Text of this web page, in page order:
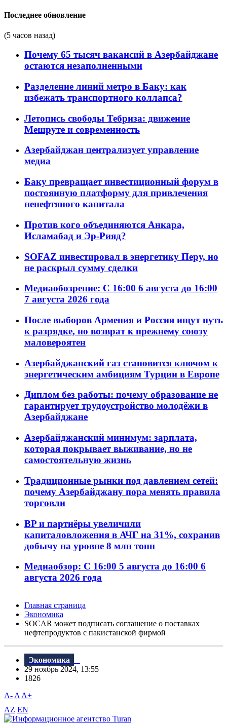
Последнее обновление
(5 часов назад)
Почему 65 тысяч вакансий в Азербайджане
остаются незаполненными
Разделение линий метро в Баку: как
избежать транспортного коллапса?
Летопись свободы Тебриза: движение
Мешруте и современность
Азербайджан централизует управление
медиа
Баку превращает инвестиционный форум в
постоянную платформу для привлечения
ненефтяного капитала
Против кого объединяются Анкара,
Исламабад и Эр-Рияд?
SOFAZ инвестировал в энергетику Перу, но
не раскрыл сумму сделки
Медиаобозрение: С 16:00 6 августа до 16:00
7 августа 2026 года
После выборов Армения и Россия ищут путь
к разрядке, но возврат к прежнему союзу
маловероятен
Азербайджанский газ становится ключом к
энергетическим амбициям Турции в Европе
Диплом без работы: почему образование не
гарантирует трудоустройство молодёжи в
Азербайджане
Азербайджанский минимум: зарплата,
которая покрывает выживание, но не
самостоятельную жизнь
Традиционные рынки под давлением сетей:
почему Азербайджану пора менять правила
торговли
BP и партнёры увеличили
капиталовложения в АЧГ на 31%, сохранив
добычу на уровне 8 млн тонн
Медиаобзор: С 16:00 5 августа до 16:00 6
августа 2026 года
Главная страница
Экономика
SOCAR может подписать соглашение о поставках
нефтепродуктов с пакистанской фирмой
Экономика
29 ноябрь 2024, 13:55
1826
A- A A+
AZ EN